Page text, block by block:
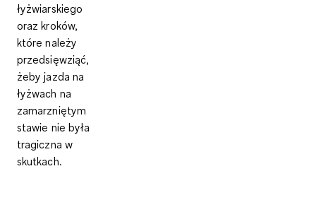
łyżwiarskiego
oraz kroków,
które należy
przedsięwziąć,
żeby jazda na
łyżwach na
zamarzniętym
stawie nie była
tragiczna w
skutkach.